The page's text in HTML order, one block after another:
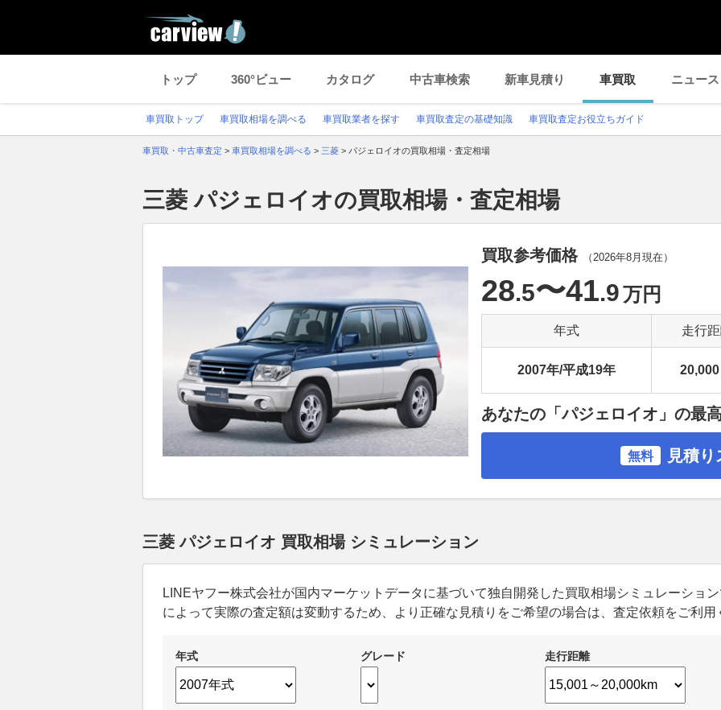
トップ 360°ビュー カタログ 中古車検索 新車見積り 車買取 ニュース
車買取トップ 車買取相場を調べる 車買取業者を探す 車買取査定の基礎知識 車買取査定お役立ちガイド
車買取・中古車査定 > 車買取相場を調べる > 三菱 > パジェロイオの買取相場・査定相場
三菱 パジェロイオの買取相場・査定相場
買取参考価格 （2026年8月 現在）
28.5〜41.9万円
年式 走行
2007年/平成19年 20,000
あなたの「パジェロイオ」の最
無料 見積
三菱 パジェロイオ 買取相場 シミュレーション
LINEヤフー株式会社が国内マーケットデータに基づいて独自開発した買取相場シミュレーショ
によって実際の査定額は変動するため、より正確な見積りをご希望の場合は、査定依頼をご利用
年式 グレード 走行距離